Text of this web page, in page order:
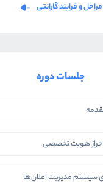
شما به سطح یک
است در زمان ضبط
مواردی اضافه یا
مراحل و فرایند گارانتی
جلسات دوره
احراز هویت تخصصی
سیستم مدیریت اعلان‌ها